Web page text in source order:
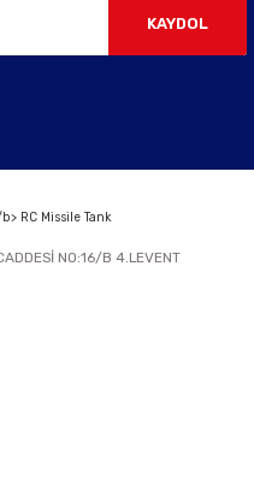
KAYDOL
NO:16/B 4.LEVENT